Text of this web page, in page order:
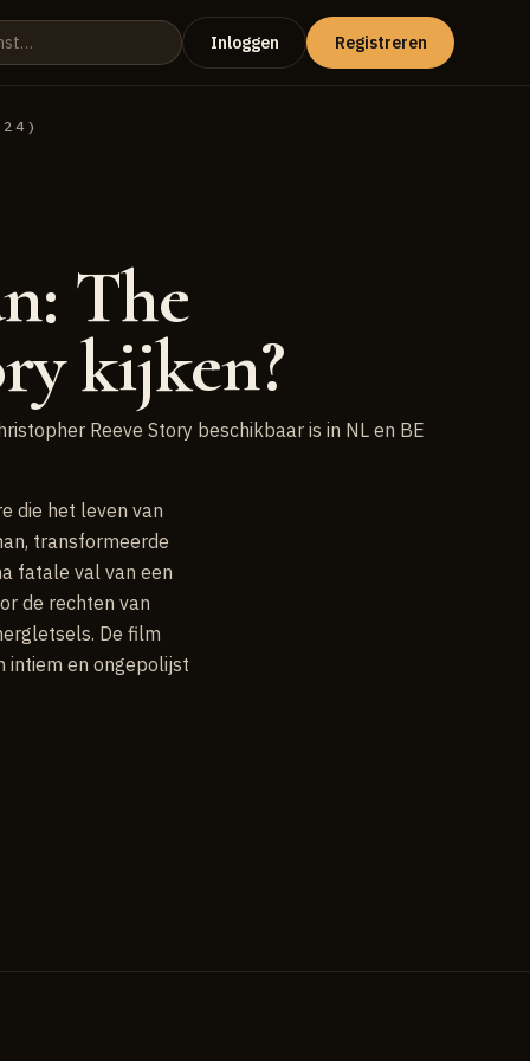
Inloggen Registreren
The
kijken?
Reeve Story beschikbaar is in NL en BE
die het leven van
transformeerde
fatale val van een
de rechten van
De film
intiem en ongepolijst